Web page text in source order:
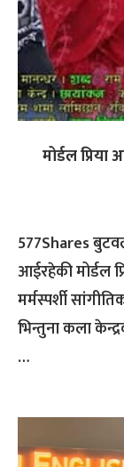
मोर्डल
577Shares
आईरहेकी मोर्डल
मर्मस्पर्शी
भिन्तुना कला
…